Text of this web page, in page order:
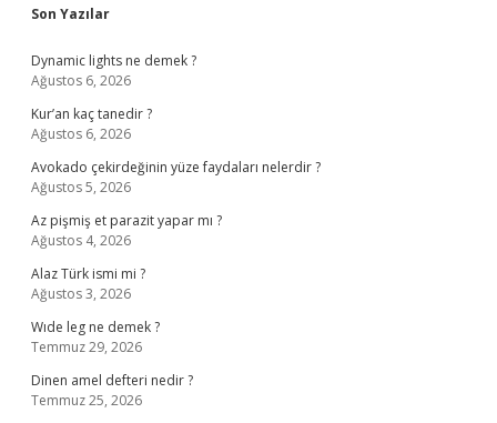
Sidebar
Son Yazılar
Dynamic lights ne demek ?
Ağustos 6, 2026
Kur’an kaç tanedir ?
Ağustos 6, 2026
Avokado çekirdeğinin yüze faydaları nelerdir ?
Ağustos 5, 2026
Az pişmiş et parazit yapar mı ?
Ağustos 4, 2026
Alaz Türk ismi mi ?
Ağustos 3, 2026
Wıde leg ne demek ?
Temmuz 29, 2026
Dinen amel defteri nedir ?
Temmuz 25, 2026